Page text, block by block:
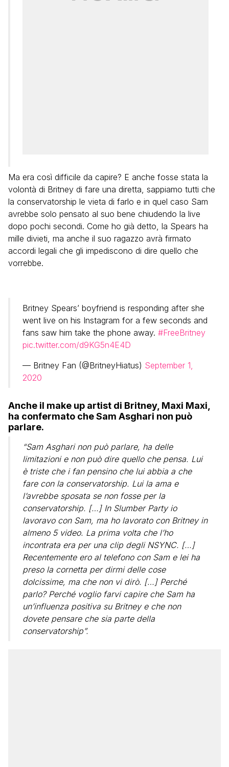
Ma era così difficile da capire? E anche fosse stata la
volontà di Britney di fare una diretta, sappiamo tutti che
la conservatorship le vieta di farlo e in quel caso Sam
avrebbe solo pensato al suo bene chiudendo la live
dopo pochi secondi. Come ho già detto, la Spears ha
mille divieti, ma anche il suo ragazzo avrà firmato
accordi legali che gli impediscono di dire quello che
vorrebbe.
Britney Spears’ boyfriend is responding after she
went live on his Instagram for a few seconds and
fans saw him take the phone away. #FreeBritney
pic.twitter.com/d9KG5n4E4D
— Britney Fan (@BritneyHiatus) September 1,
2020
Anche il make up artist di Britney, Maxi Maxi,
ha confermato che Sam Asghari non può
parlare.
“Sam Asghari non può parlare, ha delle
limitazioni e non può dire quello che pensa. Lui
è triste che i fan pensino che lui abbia a che
fare con la conservatorship. Lui la ama e
l’avrebbe sposata se non fosse per la
conservatorship. […] In Slumber Party io
lavoravo con Sam, ma ho lavorato con Britney in
almeno 5 video. La prima volta che l’ho
incontrata era per una clip degli NSYNC. […]
Recentemente ero al telefono con Sam e lei ha
preso la cornetta per dirmi delle cose
dolcissime, ma che non vi dirò. […] Perché
parlo? Perché voglio farvi capire che Sam ha
un’influenza positiva su Britney e che non
dovete pensare che sia parte della
conservatorship”.